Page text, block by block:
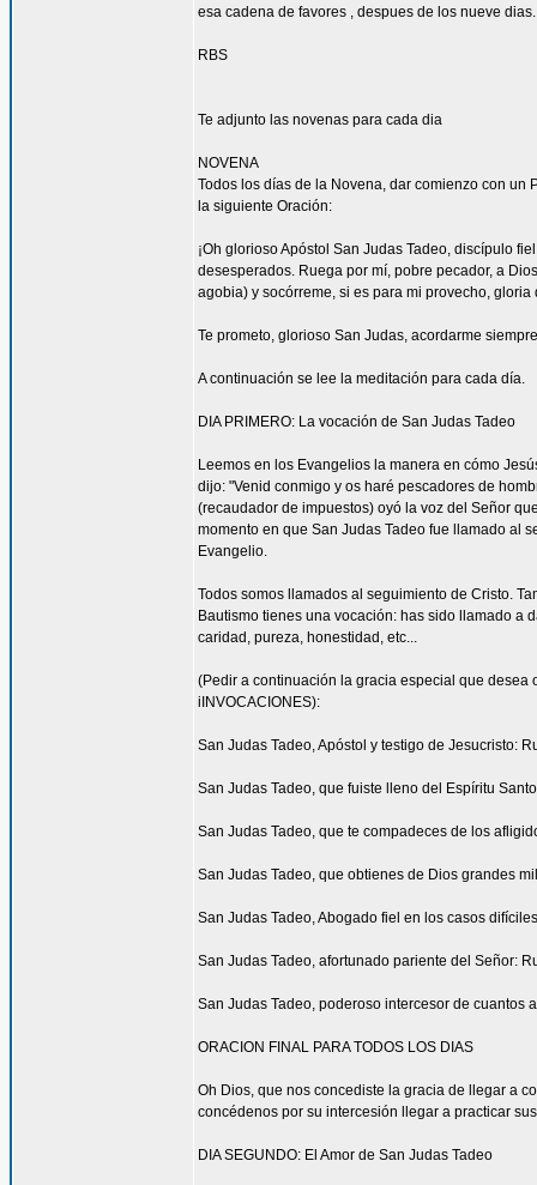
esa cadena de favores , despues de los nueve dias.
RBS
Te adjunto las novenas para cada dia
NOVENA
Todos los días de la Novena, dar comienzo con un
la siguiente Oración:
¡Oh glorioso Apóstol San Judas Tadeo, discípulo
desesperados. Ruega por mí, pobre pecador, a
agobia) y socórreme, si es para mi provecho, gloria
Te prometo, glorioso San Judas, acordarme
A continuación se lee la meditación para cada día.
DIA PRIMERO: La vocación de San Judas Tadeo
Leemos en los Evangelios la manera en cómo
dijo: "Venid conmigo y os haré pescadores de
(recaudador de impuestos) oyó la voz del Señor
momento en que San Judas Tadeo fue llamado al
Evangelio.
Todos somos llamados al seguimiento de Cristo.
Bautismo tienes una vocación: has sido llamado a
caridad, pureza, honestidad, etc...
(Pedir a continuación la gracia especial que desea
iINVOCACIONES):
San Judas Tadeo, Apóstol y testigo de Jesucristo:
San Judas Tadeo, que fuiste lleno del Espíritu
San Judas Tadeo, que te compadeces de los
San Judas Tadeo, que obtienes de Dios grandes
San Judas Tadeo, Abogado fiel en los casos
San Judas Tadeo, afortunado pariente del Señor:
San Judas Tadeo, poderoso intercesor de cuantos
ORACION FINAL PARA TODOS LOS DIAS
Oh Dios, que nos concediste la gracia de llegar a
concédenos por su intercesión llegar a practicar
DIA SEGUNDO: El Amor de San Judas Tadeo